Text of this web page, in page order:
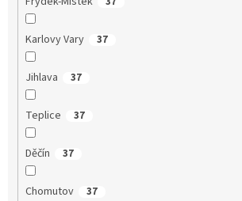
Karlovy Vary 37
Jihlava 37
Teplice 37
Děčín 37
Chomutov 37